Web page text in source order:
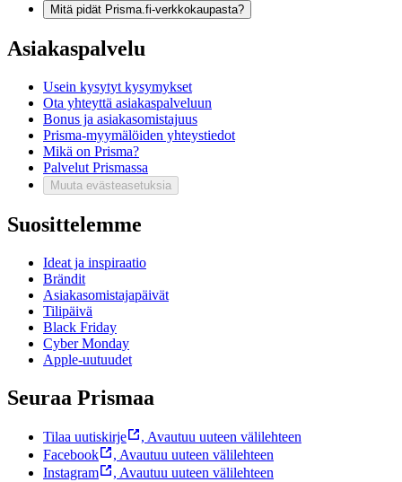
Mitä pidät Prisma.fi-verkkokaupasta?
Asiakaspalvelu
Usein kysytyt kysymykset
Ota yhteyttä asiakaspalveluun
Bonus ja asiakasomistajuus
Prisma-myymälöiden yhteystiedot
Mikä on Prisma?
Palvelut Prismassa
Muuta evästeasetuksia
Suosittelemme
Ideat ja inspiraatio
Brändit
Asiakasomistajapäivät
Tilipäivä
Black Friday
Cyber Monday
Apple-uutuudet
Seuraa Prismaa
Tilaa uutiskirje , Avautuu uuteen välilehteen
Facebook
, Avautuu uuteen välilehteen
Instagram
, Avautuu uuteen välilehteen